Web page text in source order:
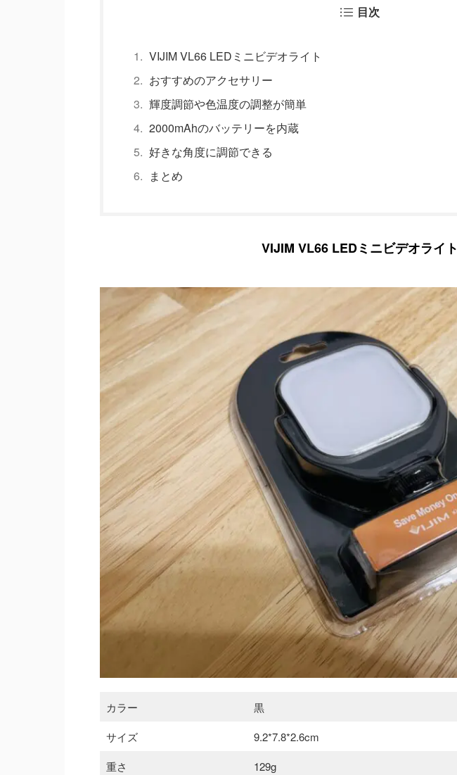
目次
VIJIM VL66 LEDミニビデオライト
おすすめのアクセサリー
輝度調節や色温度の調整が簡単
2000mAhのバッテリーを内蔵
好きな角度に調節できる
まとめ
VIJIM VL66 LEDミニビデオライト
カラー
黒
サイズ
9.2*7.8*2.6cm
重さ
129g